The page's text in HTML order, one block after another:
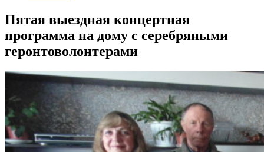
Пятая выездная концертная
программа на дому с серебряными
геронтоволонтерами